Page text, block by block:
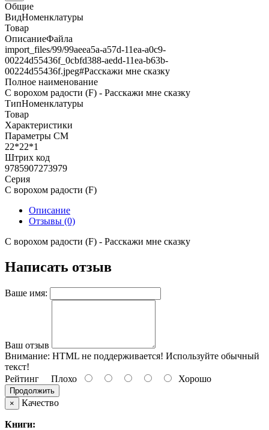
Общие
ВидНоменклатуры
Товар
ОписаниеФайла
import_files/99/99aeea5a-a57d-11ea-a0c9-
00224d55436f_0cbfd388-aedd-11ea-b63b-
00224d55436f.jpeg#Расскажи мне сказку
Полное наименование
С ворохом радости (F) - Расскажи мне сказку
ТипНоменклатуры
Товар
Характеристики
Параметры СМ
22*22*1
Штрих код
9785907273979
Серия
С ворохом радости (F)
Описание
Отзывы (0)
С ворохом радости (F) - Расскажи мне сказку
Написать отзыв
Ваше имя:
Ваш отзыв
Внимание: HTML не поддерживается! Используйте обычный
текст!
Рейтинг Плохо Хорошо
Продолжить
×
Качество
Книги: